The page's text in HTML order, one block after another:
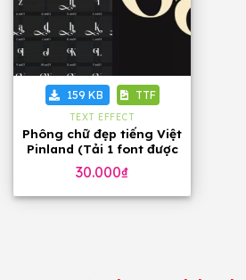
159 KB TTF
TEXT EFFECT
Phông chữ đẹp tiếng Việt
Pinland (Tải 1 font được
60 font)
30.000₫